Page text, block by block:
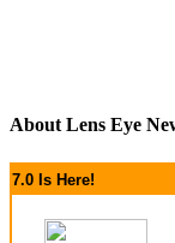
About Lens Eye
7.0 Is Here!